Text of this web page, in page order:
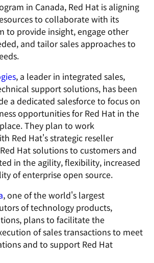
in Canada, Red Hat is aligning
to collaborate with its
to provide insight, engage other
and tailor sales approaches to
, a leader in integrated sales,
support solutions, has been
a dedicated salesforce to focus on
opportunities for Red Hat in the
They plan to work
Red Hat's strategic reseller
Hat solutions to customers and
in the agility, flexibility, increased
of enterprise open source.
, one of the world's largest
of technology products,
plans to facilitate the
of sales transactions to meet
and to support Red Hat